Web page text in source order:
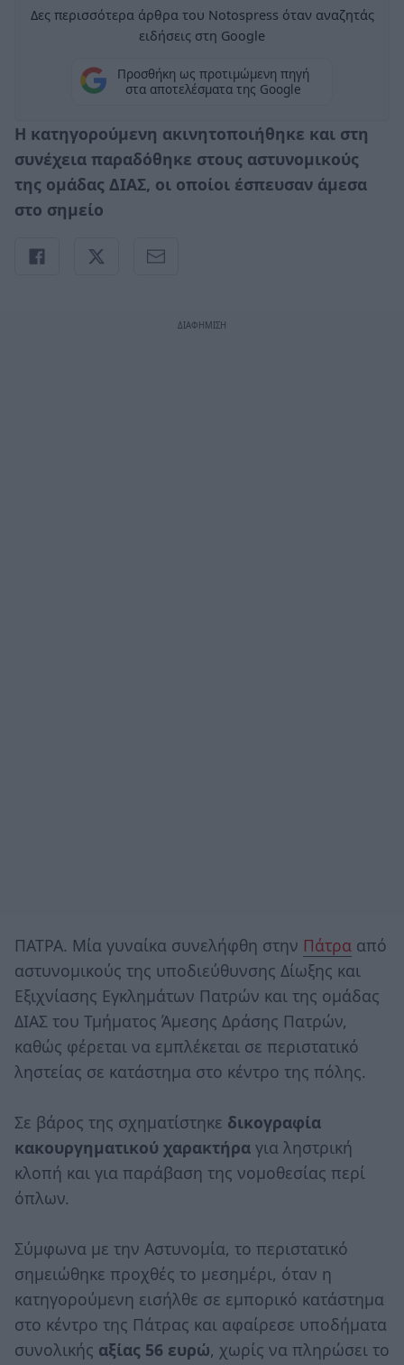
Δες περισσότερα άρθρα του Notospress όταν αναζητάς
ειδήσεις στη Google
Προσθήκη ως προτιμώμενη πηγή
στα αποτελέσματα της Google
Η κατηγορούμενη ακινητοποιήθηκε και στη
συνέχεια παραδόθηκε στους αστυνομικούς
της ομάδας ΔΙΑΣ, οι οποίοι έσπευσαν άμεσα
στο σημείο
ΠΑΤΡΑ. Μία γυναίκα συνελήφθη στην Πάτρα από
αστυνομικούς της υποδιεύθυνσης Δίωξης και
Εξιχνίασης Εγκλημάτων Πατρών και της ομάδας
ΔΙΑΣ του Τμήματος Άμεσης Δράσης Πατρών,
καθώς φέρεται να εμπλέκεται σε περιστατικό
ληστείας σε κατάστημα στο κέντρο της πόλης.
Σε βάρος της σχηματίστηκε δικογραφία
κακουργηματικού χαρακτήρα για ληστρική
κλοπή και για παράβαση της νομοθεσίας περί
όπλων.
Σύμφωνα με την Αστυνομία, το περιστατικό
σημειώθηκε προχθές το μεσημέρι, όταν η
κατηγορούμενη εισήλθε σε εμπορικό κατάστημα
στο κέντρο της Πάτρας και αφαίρεσε υποδήματα
συνολικής αξίας 56 ευρώ, χωρίς να πληρώσει το